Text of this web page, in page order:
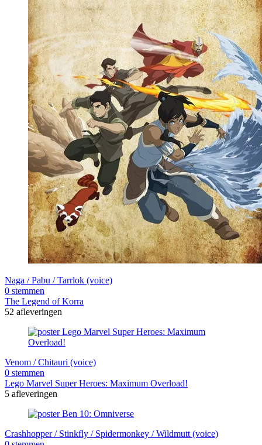
Naga / Pabu / Tarrlok (voice)
0 stemmen
The Legend of Korra
52 afleveringen
Venom / Chitauri (voice)
0 stemmen
Lego Marvel Super Heroes: Maximum Overload!
5 afleveringen
Crashhopper / Stinkfly / Spidermonkey / Wildmutt (voice)